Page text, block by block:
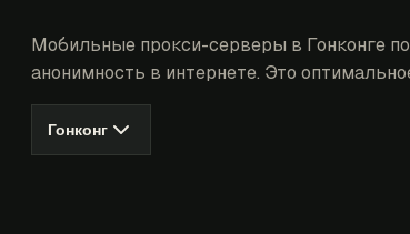
Мобильные прокси-серверы в Гонконге
анонимность в интернете. Это
Гонконг